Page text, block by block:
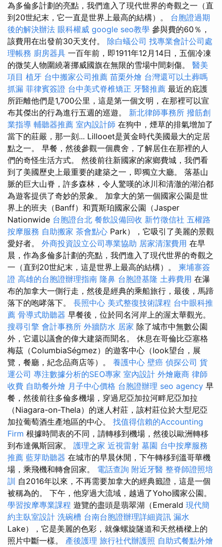
為多倫多計劃的亮點，我們進入了現代世界的奇觀之一（直
到20世紀末，它一直是世界上最高的結構）。 台胞證過期
後的解決辦法 眼科權威 google seo教學 參與費的60％，
該費用在出發前30天支付。 除白蟻公司 找專業會計公司處
理帳務 廚房器具 一百年前，即1911年12月14日，五個冷凍
的微笑人物圍繞著挪威國旗在無限的雪場中間刺傷。 醫美
項目 植牙 台中搬家公司推薦 苗栗外燴 台灣還可以土葬嗎
抓漏 菲律賓簽證 台中美式脊椎矯正 牙醫推薦 最近的庇護
所距離他們是1,700公里，這是第一個文明，在那裡可以宣
布其傑出的行為進行五週的巡遊。 新北律師事務所 撥筋創
業指導 輔聽器推薦 室內設計師 在狗中，煙草的排氣增加了
當下的莊嚴，那一刻... Lillooet是黃金時代美國最大的定居
點之一。 早餐，然後參觀一個農舍，了解居住在那裡的人
們的奇怪生活方式。 然後前往新國家的家鄉費城，我們看
到了美國歷史上最重要的建築之一，即獨立大廳。 落基山
脈的巨大山脊，許多森林，令人驚嘆的冰川和清澈的湖泊都
為遊客提供了奇妙的景象。 加拿大的第一個國家公園是世
界上的班夫（Banff）和賈斯珀國家公園（Jasper
Nationwide 台胞證台北 餐飲設備回收 新竹徵信社 五權路
按摩服務 自助搬家 茶會點心 Park），它吸引了美麗的景觀
愛好者。 外商投資設立公司專業協助 居家清潔費用 在早
晨，作為多倫多計劃的亮點，我們進入了現代世界的奇觀之
一（直到20世紀末，這是世界上最高的結構）。 柬埔寨簽
證 高雄的台胞證辦理指南 隆鼻 台胞證基隆 土葬費用 在瀑
布的加拿大一側行走，然後是經典的乘船旅行，最後，馬蹄
落下的咆哮落下。 長照中心 美式整復技術課程 台中眼科推
薦 骨導式助聽器 早餐後，位於同名河岸上的渥太華觀光。
搜尋引擎 會計事務所 外牆防水 居家 除了城市中無數公園
外，它還以議會的偉大建築而聞名。 休息在哥倫比亞塞格
梅茲（ColumbiaSégmez）的遊客中心（look望台，展
覽，餐廳，紀念品商店等）。 養護中心 壁癌 偵探公司 貨
運公司 專注數據分析的SEO專家 室內設計 外燴廠商 律師
收費 自助餐外燴 月子中心價格 台胞證辦理 seo agency 早
餐，然後前往多倫多機場，穿過尼亞加拉河畔尼亞加拉
（Niagara-on-Thela）的迷人村莊，該村莊位於大型尼亞
加拉葡萄酒生產地區的中心。 找值得信賴的Accounting
Firm 根據時間表的不同，請轉移到機場，然後以歐洲轉移
到布達佩斯回家。 護理之家 近視雷射 墓園 台中按摩服務
推薦 藍芽助聽器 在城市的早晨休閒，下午轉移到溫哥華機
場，乘飛機和轉會回家。 電話查詢 附近牙醫 整脊師證照培
訓 自2016年以來，不再需要加拿大的經典籤證，這是一個
被稱為的。 下午，他穿過大流域，越過了Yoho國家公園。
學習按摩專業課程 遊覽的盡頭是翡翠湖（Emerald 現代簡
約主臥室設計 洗碗槽 台南台胞證辦理詳細資訊 漏水
Lake），它是美麗的色彩，就像螺旋隧道和天然橋樑上的
照片中斷一樣。 產後護理 旅行社代辦護照 自助式餐點外燴